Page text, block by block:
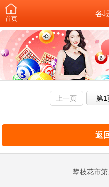
首页
各
上一页 第1
返
攀枝花市